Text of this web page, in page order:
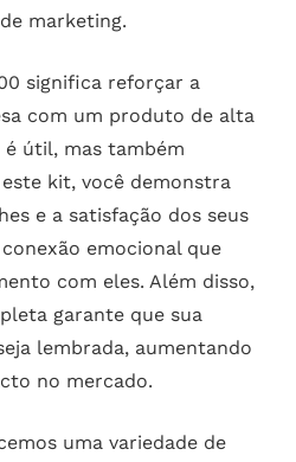
marketing.
significa reforçar a
com um produto de alta
é útil, mas também
kit, você demonstra
e a satisfação dos seus
emocional que
com eles. Além disso,
garante que sua
lembrada, aumentando
no mercado.
uma variedade de